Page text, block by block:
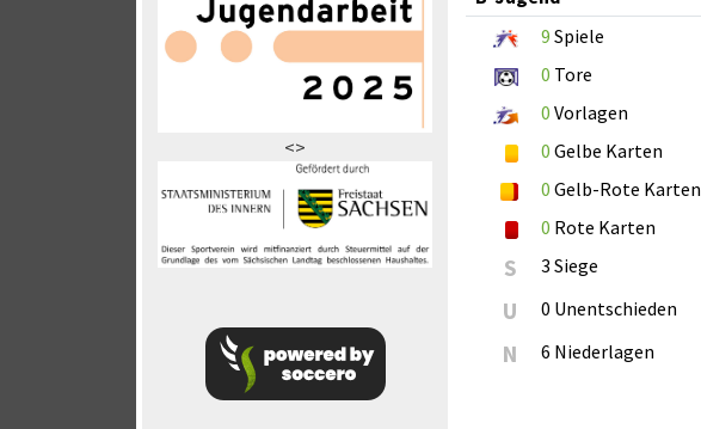
<>
9 Spiele
0 Tore
0 Vorlagen
0 Gelbe Karten
0 Gelb-Rote Karten
0 Rote Karten
S 3 Siege
U 0 Unentschieden
N 6 Niederlagen